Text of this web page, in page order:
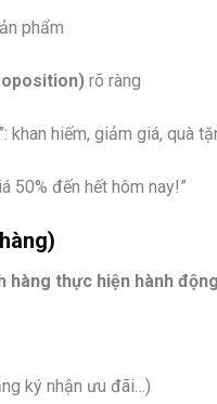
phẩm
rõ ràng
khan hiếm, giảm giá, quà
50% đến hết hôm nay!”
hàng thực hiện hành động
ký nhận ưu đãi…)